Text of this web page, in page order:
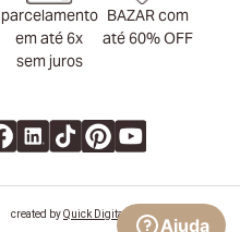
Ajuda
parcelamento
em até 6x
sem juros
BAZAR com
até 60% OFF
created byQuick Digital - powered by